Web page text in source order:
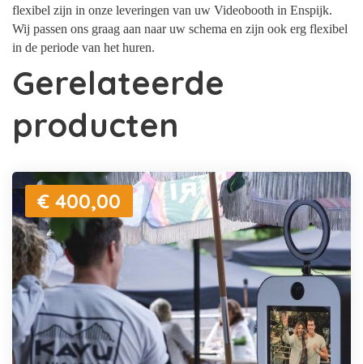
flexibel zijn in onze leveringen van uw Videobooth in Enspijk.
Wij passen ons graag aan naar uw schema en zijn ook erg flexibel
in de periode van het huren.
Gerelateerde
producten
€ 400,00